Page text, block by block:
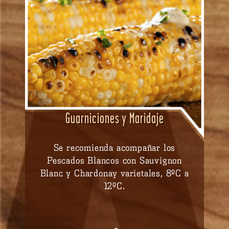
Guarniciones y Maridaje
Se recomienda acompañar los
Pescados Blancos con Sauvignon
Blanc y Chardonay varietales, 8ºC a
12ºC.